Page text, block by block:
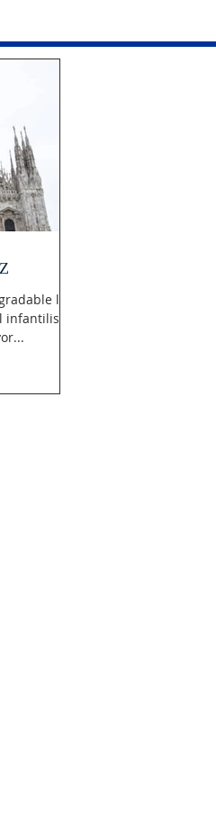
la